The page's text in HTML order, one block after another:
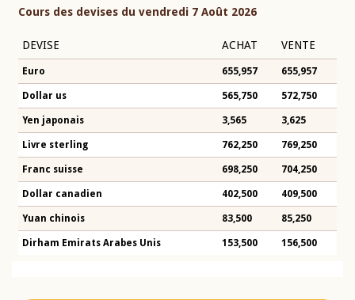
Cours des devises du vendredi 7 Août 2026
DEVISE ACHAT VENTE
Euro 655,957 655,957
Dollar us 565,750 572,750
Yen japonais 3,565 3,625
Livre sterling 762,250 769,250
Franc suisse 698,250 704,250
Dollar canadien 402,500 409,500
Yuan chinois 83,500 85,250
Dirham Emirats Arabes Unis 153,500 156,500